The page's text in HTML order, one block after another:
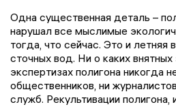
Одна существенная деталь –
нарушал все мыслимые
тогда, что сейчас. Это и летняя
сточных вод. Ни о каких внятных
экспертизах полигона никогда
общественников, ни
служб. Рекультивации полигона,